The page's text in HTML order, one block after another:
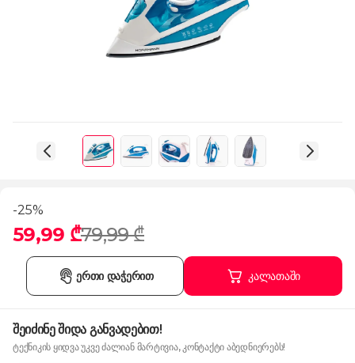
-25%
59,99 ₾79,99 ₾
კალათაში
ერთი დაჭერით
შეიძინე შიდა განვადებით!
ტექნიკის ყიდვა უკვე ძალიან მარტივია, კონტაქტი აბედნიერებს!